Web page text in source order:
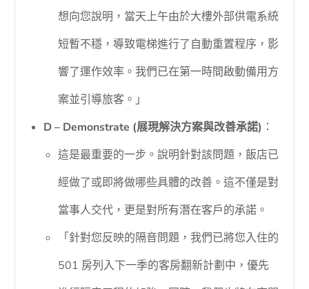
想向您說明，當天上午由於大樓外部供電系統
短暫不穩，導致電梯進行了自動重置程序，影
響了運作效率。我們已在第一時間啟動備用方
案並引導旅客。」
D – Demonstrate (展現解決方案與改善承諾) ：
這是最重要的一步。說明針對該問題，飯店已
經做了或即將做哪些具體的改善。這不僅是對
當事人交代，更是對所有潛在客戶的承諾。
「針對您反映的隔音問題，我們已將您入住的
501 房列入下一季的客房翻新計劃中，優先